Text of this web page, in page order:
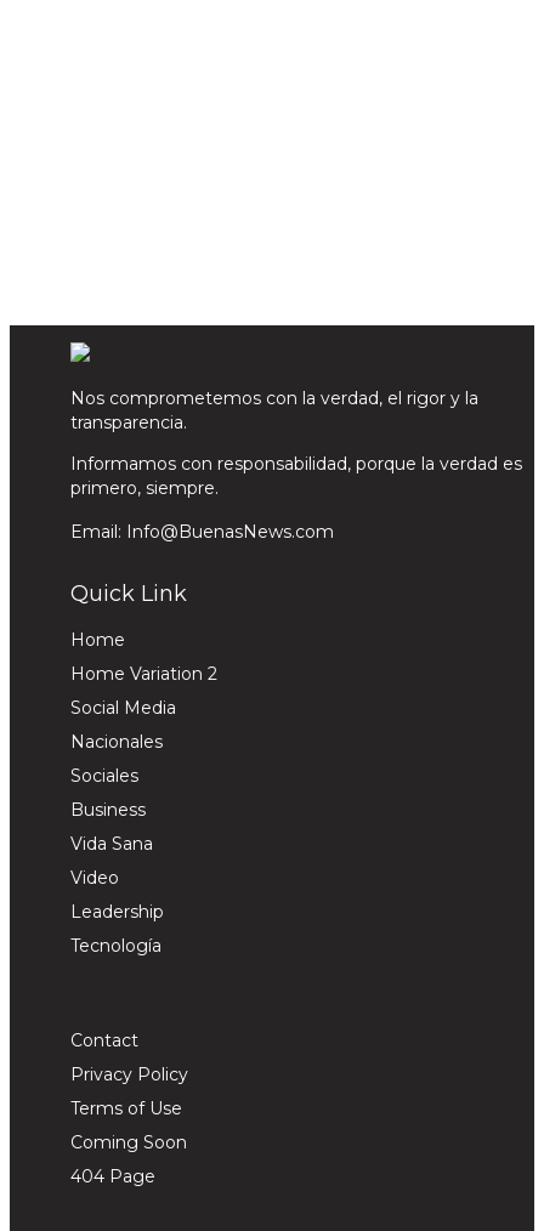
Nos comprometemos con la verdad, el rigor y la
transparencia.
Informamos con responsabilidad, porque la verdad es
primero, siempre.
Email: Info@BuenasNews.com
Quick Link
Home
Home Variation 2
Social Media
Nacionales
Sociales
Business
Vida Sana
Video
Leadership
Tecnología
Contact
Privacy Policy
Terms of Use
Coming Soon
404 Page